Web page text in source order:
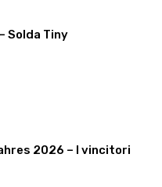
Solda Tiny
2026 – I vincitori